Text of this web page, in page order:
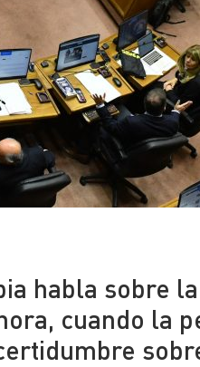
habla sobre la
cuando la